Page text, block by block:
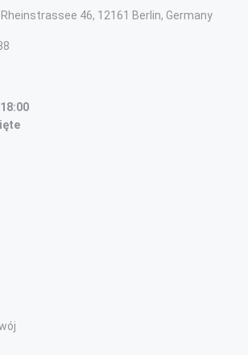
Rheinstrassee 46, 12161 Berlin, Germany